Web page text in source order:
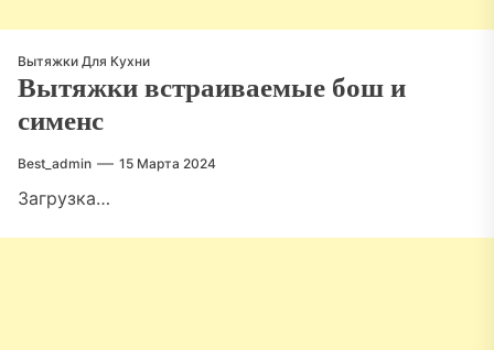
Вытяжки Для Кухни
Вытяжки встраиваемые бош и
сименс
Best_admin 15 Марта 2024
Загрузка…